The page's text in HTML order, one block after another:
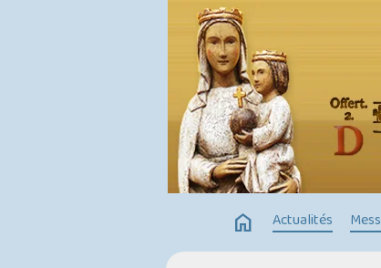
home Actualités